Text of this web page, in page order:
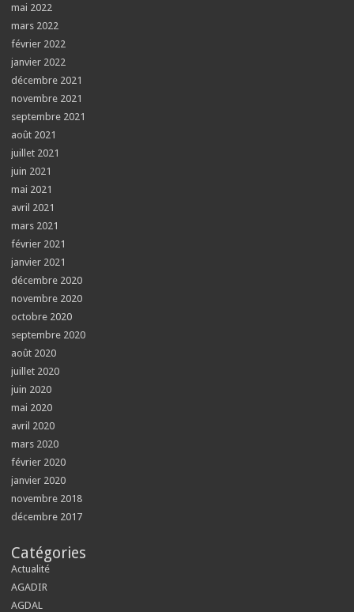
mai 2022
mars 2022
février 2022
janvier 2022
décembre 2021
novembre 2021
septembre 2021
août 2021
juillet 2021
juin 2021
mai 2021
avril 2021
mars 2021
février 2021
janvier 2021
décembre 2020
novembre 2020
octobre 2020
septembre 2020
août 2020
juillet 2020
juin 2020
mai 2020
avril 2020
mars 2020
février 2020
janvier 2020
novembre 2018
décembre 2017
Catégories
Actualité
AGADIR
AGDAL